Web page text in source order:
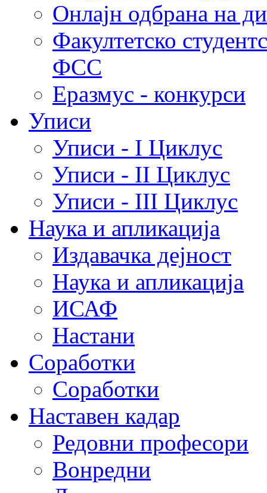
Онлајн одбрана на
Факултетско
ФСС
Еразмус - конкурси
Уписи
Уписи - I Циклус
Уписи - II Циклус
Уписи - III Циклус
Наука и апликација
Издавачка дејност
Наука и апликација
ИСАФ
Настани
Соработки
Соработки
Наставен кадар
Редовни професори
Вонредни